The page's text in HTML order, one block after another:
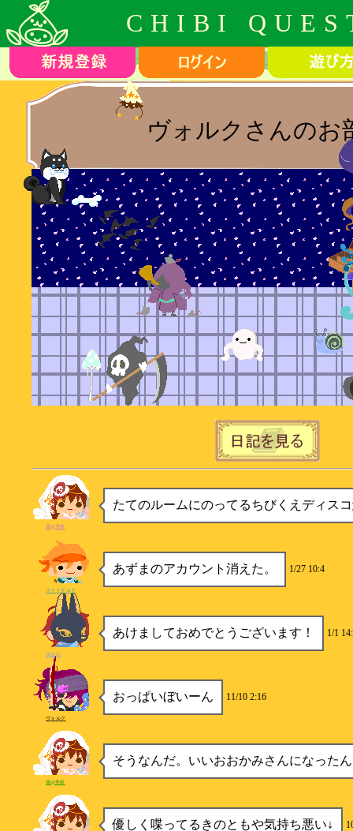
CHIBI
ヴォルクさんのお
たてのルームにのってるちびくえディス
葵@美鈴
あずまのアカウント消えた。 1/27 10:4
マクドナルド
あけましておめでとうございます！ 1/1
ゆきの
おっぱいぼいーん 11/10 2:16
ヴォルク
そうなんだ。いいおおかみさんになった
葵@美鈴
優しく喋ってるきのともや気持ち悪い↓